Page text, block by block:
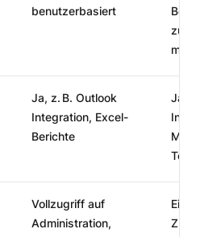
benutzerbasiert
Ja, z. B. Outlook
Integration, Excel-
Berichte
Ja, z.
Vollzugriff auf
Administration,